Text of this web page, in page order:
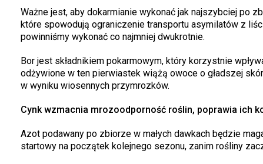
Ważne jest, aby dokarmianie wykonać jak najszybciej po
które spowodują ograniczenie transportu asymilatów z
powinniśmy wykonać co najmniej dwukrotnie.
Bor jest składnikiem pokarmowym, który korzystnie
odżywione w ten pierwiastek wiążą owoce o gładszej
w wyniku wiosennych przymrozków.
Cynk wzmacnia mrozoodporność roślin, poprawia ich
Azot podawany po zbiorze w małych dawkach będzie
startowy na początek kolejnego sezonu, zanim rośliny